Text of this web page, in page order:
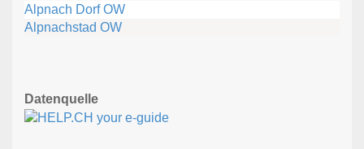
Alpnach Dorf OW
Alpnachstad OW
Datenquelle